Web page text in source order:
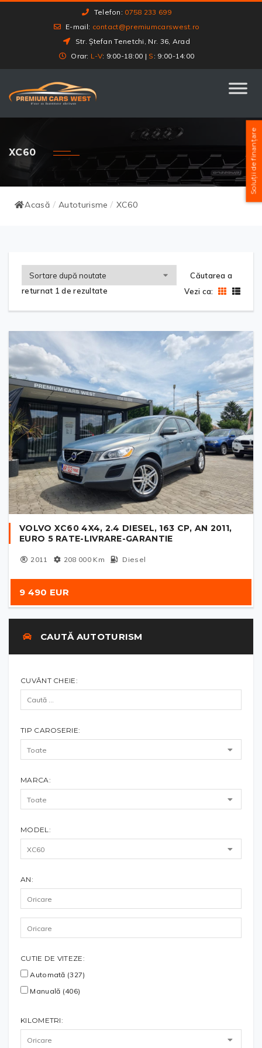
Telefon: 0758 233 699
E-mail: contact@premiumcarswest.ro
Str. Ștefan Tenetchi, Nr. 36, Arad
Orar: L-V: 9:00-18:00 | S : 9:00-14:00
XC60
Acasă / Autoturisme / XC60
Căutarea a
returnat 1 de rezultate
Vezi ca:
VOLVO XC60 4X4, 2.4 DIESEL, 163 CP, AN 2011,
EURO 5 RATE-LIVRARE-GARANTIE
2011 208 000Km Diesel
9 490 EUR
CAUTĂ AUTOTURISM
CUVÂNT CHEIE:
TIP CAROSERIE:
MARCA:
MODEL:
AN:
CUTIE DE VITEZE:
Automată (327)
Manuală (406)
KILOMETRI:
Soluții de finanțare